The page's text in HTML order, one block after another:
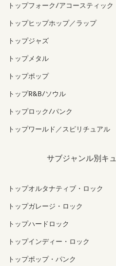
トップフォーク/アコースティック
トップヒップホップ／ラップ
トップジャズ
トップメタル
トップポップ
トップR&B/ソウル
トップロック/パンク
トップワールド／スピリチュアル
サブジャンル別キ
トップオルタナティブ・ロック
トップガレージ・ロック
トップハードロック
トップインディー・ロック
トップポップ・パンク